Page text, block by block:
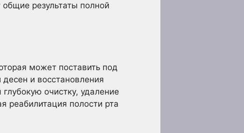
результаты полной
может поставить под
и восстановления
очистку, удаление
реабилитация полости рта